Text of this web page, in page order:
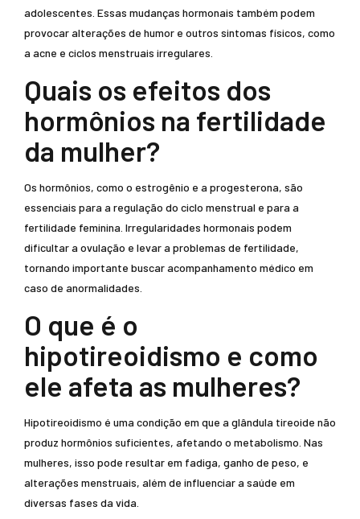
adolescentes. Essas mudanças hormonais também podem
provocar alterações de humor e outros sintomas físicos, como
a acne e ciclos menstruais irregulares.
Quais os efeitos dos
hormônios na fertilidade
da mulher?
Os hormônios, como o estrogênio e a progesterona, são
essenciais para a regulação do ciclo menstrual e para a
fertilidade feminina. Irregularidades hormonais podem
dificultar a ovulação e levar a problemas de fertilidade,
tornando importante buscar acompanhamento médico em
caso de anormalidades.
O que é o
hipotireoidismo e como
ele afeta as mulheres?
Hipotireoidismo é uma condição em que a glândula tireoide não
produz hormônios suficientes, afetando o metabolismo. Nas
mulheres, isso pode resultar em fadiga, ganho de peso, e
alterações menstruais, além de influenciar a saúde em
diversas fases da vida.